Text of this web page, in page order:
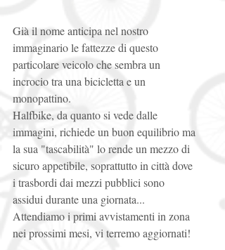
Già il nome anticipa nel nostro
immaginario le fattezze di questo
particolare veicolo che sembra un
incrocio tra una bicicletta e un
monopattino.
Halfbike, da quanto si vede dalle
immagini, richiede un buon equilibrio ma
la sua "tascabilità" lo rende un mezzo di
sicuro appetibile, soprattutto in città dove
i trasbordi dai mezzi pubblici sono
assidui durante una giornata...
Attendiamo i primi avvistamenti in zona
nei prossimi mesi, vi terremo aggiornati!